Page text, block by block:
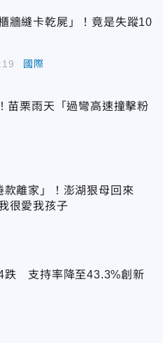
牆縫卡乾屍」！竟是失蹤10
國際
苗栗雨天「過彎高速撞擊粉
款離家」！澎湖狠母回來
很愛我孩子
跌 支持率降至43.3%創新